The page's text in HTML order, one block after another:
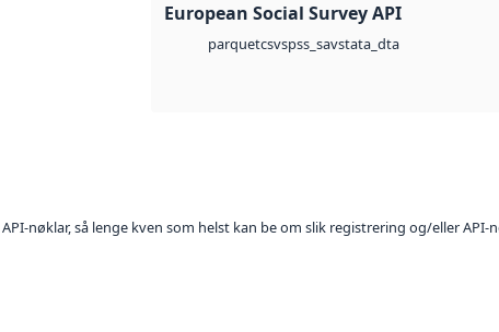
European Social Survey API
parquetcsvspss_savstata_dta
nøklar, så lenge kven som helst kan be om slik registrering og/eller API-